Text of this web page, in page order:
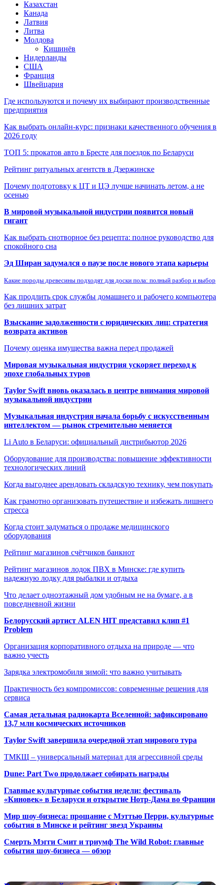
Казахстан
Канада
Латвия
Литва
Молдова
Кишинёв
Нидерланды
США
Франция
Швейцария
Где используются и почему их выбирают производственные
предприятия
Как выбрать онлайн-курс: признаки качественного обучения в
2026 году
ТОП 5: прокатов авто в Бресте для поездок по Беларуси
Рейтинг ритуальных агентств в Дзержинске
Почему подготовку к ЦТ и ЦЭ лучше начинать летом, а не
осенью
В мировой музыкальной индустрии появится новый
гигант
Как выбрать снотворное без рецепта: полное руководство для
спокойного сна
Эд Ширан задумался о паузе после нового этапа карьеры
Какие породы древесины подходят для доски пола: полный разбор и выбор
Как продлить срок службы домашнего и рабочего компьютера
без лишних затрат
Взыскание задолженности с юридических лиц: стратегия
возврата активов
Почему оценка имущества важна перед продажей
Мировая музыкальная индустрия ускоряет переход к
эпохе глобальных туров
Taylor Swift вновь оказалась в центре внимания мировой
музыкальной индустрии
Музыкальная индустрия начала борьбу с искусственным
интеллектом — рынок стремительно меняется
Li Auto в Беларуси: официальный дистрибьютор 2026
Оборудование для производства: повышение эффективности
технологических линий
Когда выгоднее арендовать складскую технику, чем покупать
Как грамотно организовать путешествие и избежать лишнего
стресса
Когда стоит задуматься о продаже медицинского
оборудования
Рейтинг магазинов счётчиков банкнот
Рейтинг магазинов лодок ПВХ в Минске: где купить
надежную лодку для рыбалки и отдыха
Что делает одноэтажный дом удобным не на бумаге, а в
повседневной жизни
Белорусский артист ALEN HIT представил клип #1
Problem
Организация корпоративного отдыха на природе — что
важно учесть
Зарядка электромобиля зимой: что важно учитывать
Практичность без компромиссов: современные решения для
сервиса
Самая детальная радиокарта Вселенной: зафиксировано
13,7 млн космических источников
Taylor Swift завершила очередной этап мирового тура
ТМКЩ – универсальный материал для агрессивной среды
Dune: Part Two продолжает собирать награды
Главные культурные события недели: фестиваль
«Киновек» в Беларуси и открытие Нотр-Дама во Франции
Мир шоу-бизнеса: прощание с Мэттью Перри, культурные
события в Минске и рейтинг звезд Украины
Смерть Мэгги Смит и триумф The Wild Robot: главные
события шоу-бизнеса — обзор